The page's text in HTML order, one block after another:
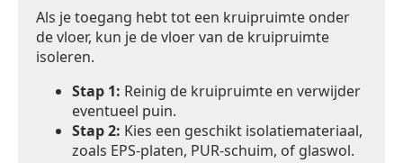
Als je toegang hebt tot een kruipruimte onder
de vloer, kun je de vloer van de kruipruimte
isoleren.
Stap 1: Reinig de kruipruimte en verwijder
eventueel puin.
Stap 2: Kies een geschikt isolatiemateriaal,
zoals EPS-platen, PUR-schuim, of glaswol.